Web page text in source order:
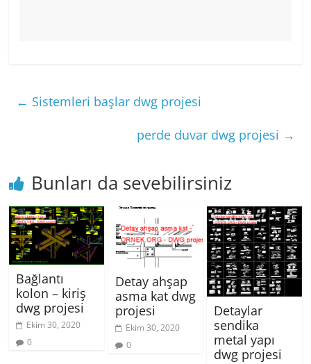
← Sistemleri başlar dwg projesi
perde duvar dwg projesi →
Bunları da sevebilirsiniz
Bağlantı
kolon – kiriş
dwg projesi
Ekim 30, 2020
0
Detay ahşap
asma kat dwg
projesi
Ekim 30, 2020
0
Detaylar
sendika
metal yapı
dwg projesi